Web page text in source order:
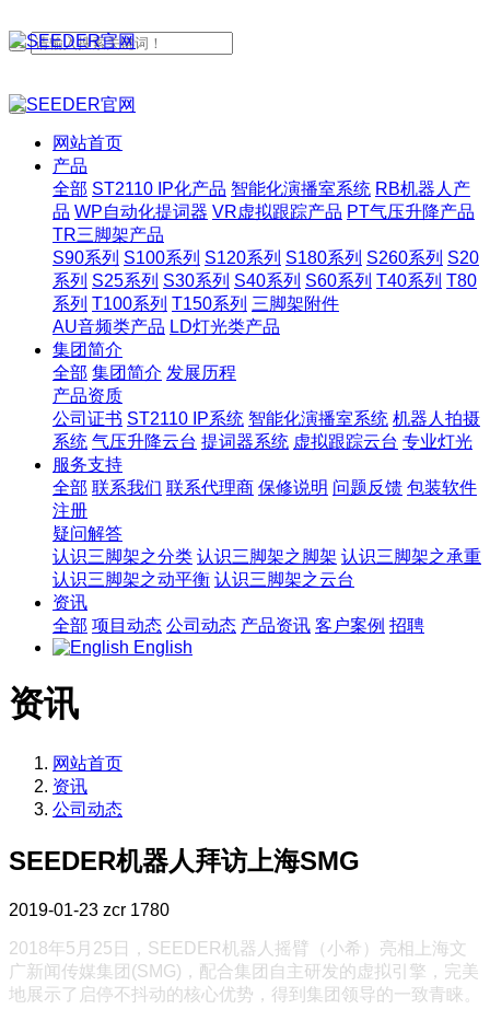
网站首页
产品
全部 ST2110 IP化产品 智能化演播室系统 RB机器人产
品 WP自动化提词器 VR虚拟跟踪产品 PT气压升降产品
TR三脚架产品
S90系列 S100系列 S120系列 S180系列 S260系列 S20
系列 S25系列 S30系列 S40系列 S60系列 T40系列 T80
系列 T100系列 T150系列 三脚架附件
AU音频类产品 LD灯光类产品
集团简介
全部 集团简介 发展历程
产品资质
公司证书 ST2110 IP系统 智能化演播室系统 机器人拍摄
系统 气压升降云台 提词器系统 虚拟跟踪云台 专业灯光
服务支持
全部 联系我们 联系代理商 保修说明 问题反馈 包装软件
注册
疑问解答
认识三脚架之分类 认识三脚架之脚架 认识三脚架之承重
认识三脚架之动平衡 认识三脚架之云台
资讯
全部 项目动态 公司动态 产品资讯 客户案例 招聘
English
资讯
网站首页
资讯
公司动态
SEEDER机器人拜访上海SMG
2019-01-23 zcr 1780
2018年5月25日，SEEDER机器人摇臂（小希）亮相上海文
广新闻传媒集团(SMG)，配合集团自主研发的虚拟引擎，完美
地展示了启停不抖动的核心优势，得到集团领导的一致青睐。